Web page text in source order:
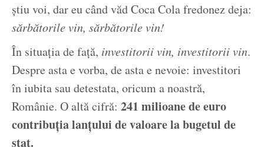
știu voi, dar eu când văd Coca Cola fredonez deja:
sărbătorile vin, sărbătorile vin!
În situația de față, investitorii vin, investitorii vin.
Despre asta e vorba, de asta e nevoie: investitori
în iubita sau detestata, oricum a noastră,
Românie. O altă cifră: 241 milioane de euro
contribuția lanțului de valoare la bugetul de
stat.